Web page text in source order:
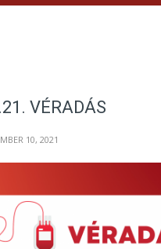
VÉRADÁS
10, 2021